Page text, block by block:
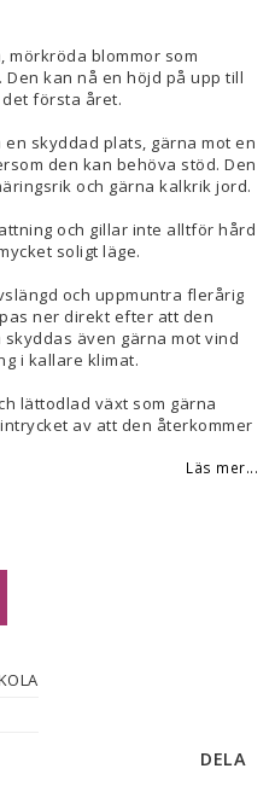
mörkröda blommor som
kan nå en höjd på upp till
första året.
skyddad plats, gärna mot en
den kan behöva stöd. Den
och gärna kalkrik jord.
och gillar inte alltför hård
soligt läge.
och uppmuntra flerårig
ner direkt efter att den
även gärna mot vind
i kallare klimat.
lättodlad växt som gärna
av att den återkommer
Läs mer...
DELA